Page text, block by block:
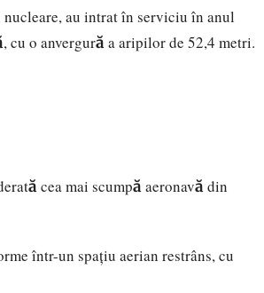
au intrat în serviciu în anul
cu o anvergură a aripilor de 52,4 metri.
cea mai scumpă aeronavă din
într-un spațiu aerian restrâns, cu